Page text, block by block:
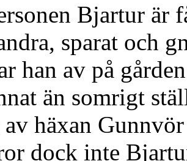
Bjartur är
sparat och
han av på
än somrigt
av häxan
dock inte